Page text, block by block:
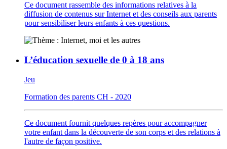
Ce document rassemble des informations relatives à la
diffusion de contenus sur Internet et des conseils aux parents
pour sensibiliser leurs enfants à ces questions.
L’éducation sexuelle de 0 à 18 ans
Jeu
Formation des parents CH - 2020
Ce document fournit quelques repères pour accompagner
votre enfant dans la découverte de son corps et des relations à
l'autre de façon positive.